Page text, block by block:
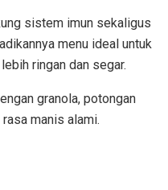
sistem imun sekaligus
menu ideal untuk
ringan dan segar.
granola, potongan
manis alami.